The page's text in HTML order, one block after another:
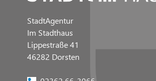
StadtAgentur
Im Stadthaus
Lippestraße 41
46282 Dorsten